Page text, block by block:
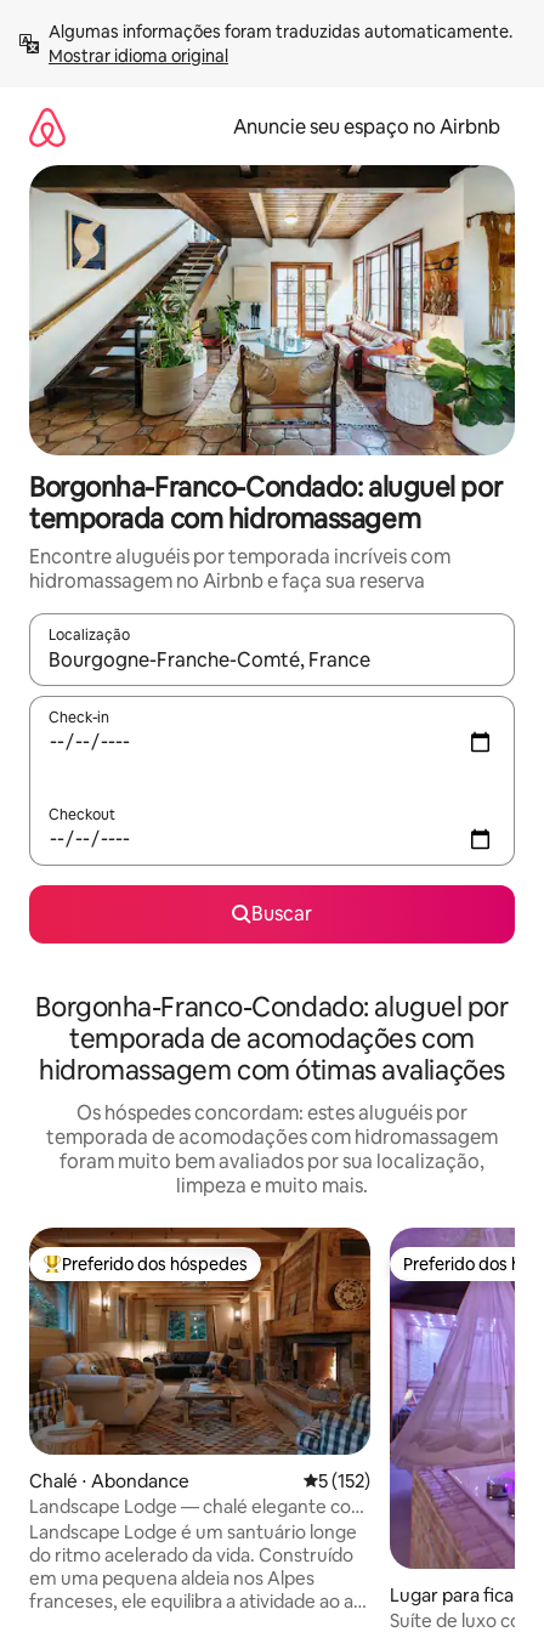
para
Mostrar idioma original
Anuncie seu espaço no Airbnb
Borgonha-Franco-Condado: aluguel por
temporada com hidromassagem
Encontre aluguéis por temporada incríveis com
hidromassagem no Airbnb e faça sua reserva
Localização
Quando os resultados estiverem disponíveis, explore-os
Check-in
Checkout
Buscar
Borgonha-Franco-Condado: aluguel por
temporada de acomodações com
hidromassagem com ótimas avaliações
Os hóspedes concordam: estes aluguéis por
temporada de acomodações com hidromassagem
foram muito bem avaliados por sua localização,
limpeza e muito mais.
Entre os melhores preferidos dos hóspedes
Preferido dos hóspedes
Chalé ⋅ Abondance 5 de uma avaliação média de
5 (152)
Landscape Lodge — chalé elegante com
vista incrível
Landscape Lodge é um santuário longe
do ritmo acelerado da vida. Construído
em uma pequena aldeia nos Alpes
franceses, ele equilibra a atividade ao ar
Preferido dos
Preferido dos
Lugar para ficar ⋅
Suíte de luxo com